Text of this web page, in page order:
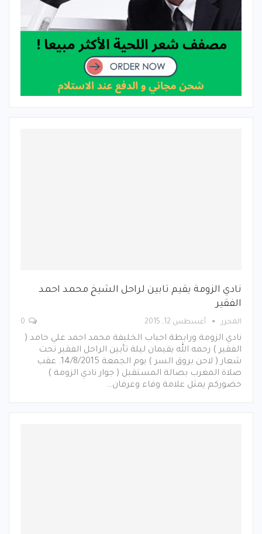
نادي الزومة يقيم تابين لراحل الشيخ محمد احمد
الفقير
المحرر أغسطس 12, 2015
نادي الزومة ورابطة احباب الخليفة محمد احمد علي حامد (
الفقير ) رحمه الله يقيمان ليلة تأبين الراحل الفقير تحت
شعار ( لاحن بروق السر ) يوم الجمعة 14/8/2015. عقب
صلاة المغرب بصالة المستقبل ( جوار نادي الزومة )
حضوركم يمثل علامة وفاء وعرفان…